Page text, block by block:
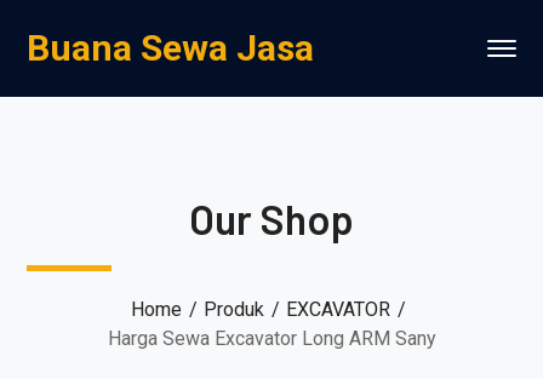
Buana Sewa Jasa
Our Shop
Home Produk
EXCAVATOR
Harga Sewa Excavator Long ARM Sany